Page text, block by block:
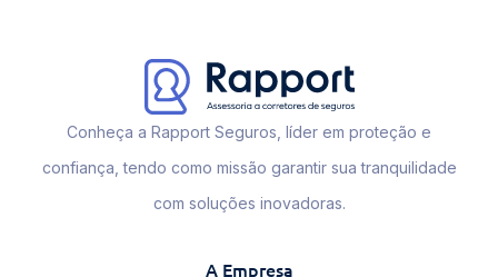
Conheça a Rapport Seguros, líder em proteção e
confiança, tendo como missão garantir sua tranquilidade
com soluções inovadoras.
A Empresa